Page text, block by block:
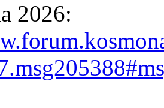
2026: